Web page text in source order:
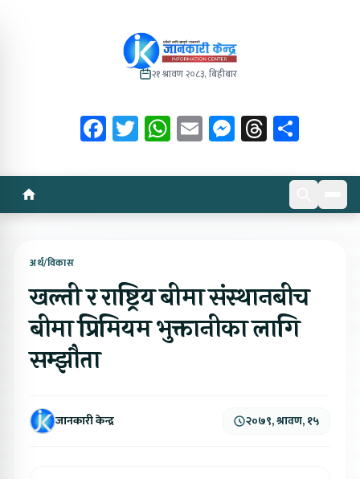
२१ श्रावण २०८३, बिहीबार
Facebook
Twitter
WhatsApp
EmailMessenger
Threads
अर्थ/विकास
खल्ती र राष्ट्रिय बीमा संस्थानबीच
बीमा प्रिमियम भुक्तानीका लागि
सम्झौता
जानकारी केन्द्र २०७९, श्रावण, १५